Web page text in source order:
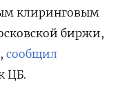
клиринговым
биржи,
сообщил
ЦБ.